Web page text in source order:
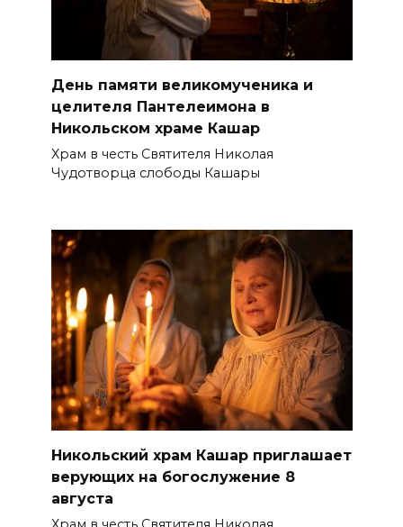
День памяти великомученика и
целителя Пантелеимона в
Никольском храме Кашар
Храм в честь Святителя Николая
Чудотворца слободы Кашары
Никольский храм Кашар приглашает
верующих на богослужение 8
августа